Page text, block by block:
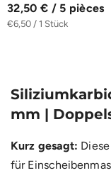
32,50 € / 5 pièces
€6,50 / 1 Stück
mm |
Kurz gesagt:
für